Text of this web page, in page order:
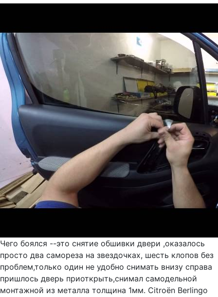
Чего боялся --это снятие обшивки двери ,оказалось
просто два самореза на звездочках, шесть клопов без
проблем,только один не удобно снимать внизу справа
пришлось дверь приоткрыть,снимал самодельной
монтажной из металла толщина 1мм. Citroën Berlingo